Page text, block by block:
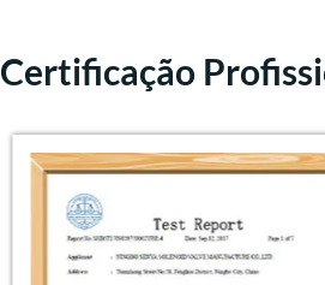
Certificação